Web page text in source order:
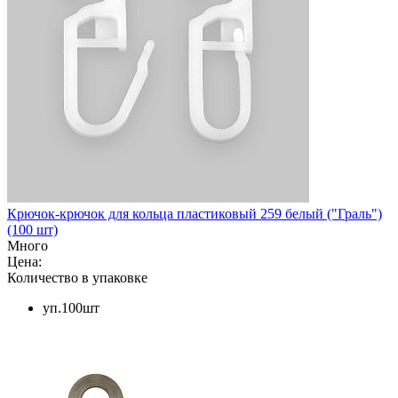
Крючок-крючок для кольца пластиковый 259 белый ("Граль")
(100 шт)
Много
Цена:
Количество в упаковке
уп.100шт